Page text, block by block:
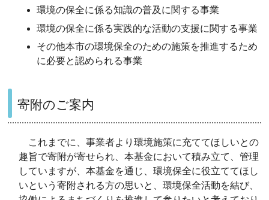
環境の保全に係る知識の普及に関する事業
環境の保全に係る実践的な活動の支援に関する事業
その他本市の環境保全のための施策を推進するため
に必要と認められる事業
寄附のご案内
これまでに、事業者より環境施策に充ててほしいとの
趣旨で寄附が寄せられ、本基金において積み立て、管理
していますが、本基金を通じ、環境保全に役立ててほし
いという寄附される方の思いと、環境保全活動を結び、